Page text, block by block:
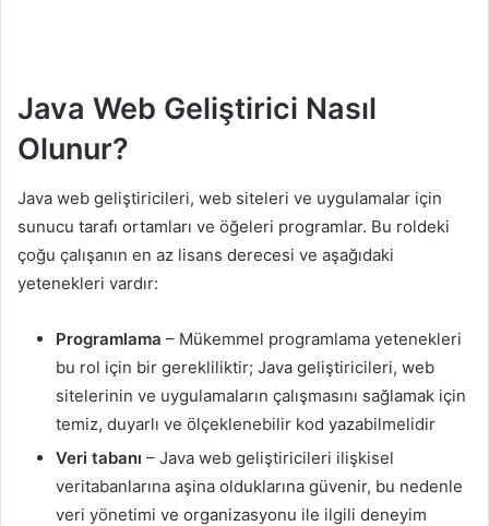
Java Web Geliştirici Nasıl
Olunur?
Java web geliştiricileri, web siteleri ve uygulamalar için
sunucu tarafı ortamları ve öğeleri programlar. Bu roldeki
çoğu çalışanın en az lisans derecesi ve aşağıdaki
yetenekleri vardır:
Programlama – Mükemmel programlama yetenekleri
bu rol için bir gerekliliktir; Java geliştiricileri, web
sitelerinin ve uygulamaların çalışmasını sağlamak için
temiz, duyarlı ve ölçeklenebilir kod yazabilmelidir
Veri tabanı – Java web geliştiricileri ilişkisel
veritabanlarına aşina olduklarına güvenir, bu nedenle
veri yönetimi ve organizasyonu ile ilgili deneyim